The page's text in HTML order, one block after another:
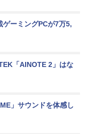
ーミングPCが7万5,
「AINOTE 2」はな
」サウンドを体感し